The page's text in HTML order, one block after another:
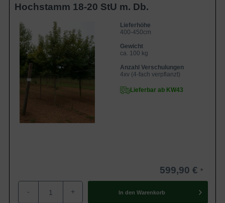
Hochstamm 18-20 StU m. Db.
Lieferhöhe
400-450cm
Gewicht
ca. 100 kg
Anzahl Verschulungen
4xv (4-fach verpflanzt)
Lieferbar ab KW43
599,90 €
- + In den Warenkorb